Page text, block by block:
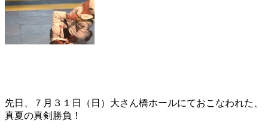
先日、７月３１日（日）大さん橋ホールにておこなわれた、
真夏の真剣勝負！